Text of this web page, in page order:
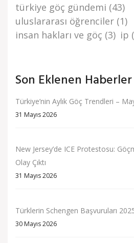
türki̇ye göç gündemi̇ (43)
uluslararası öğrenciler (1)
i̇nsan haklari ve göç (3) i̇p
Son Eklenen Haberler
Türkiye’nin Aylık Göç Trendleri –
31 Mayıs 2026
New Jersey’de ICE Protestosu:
Olay Çıktı
31 Mayıs 2026
Türklerin Schengen Başvuruları
30 Mayıs 2026